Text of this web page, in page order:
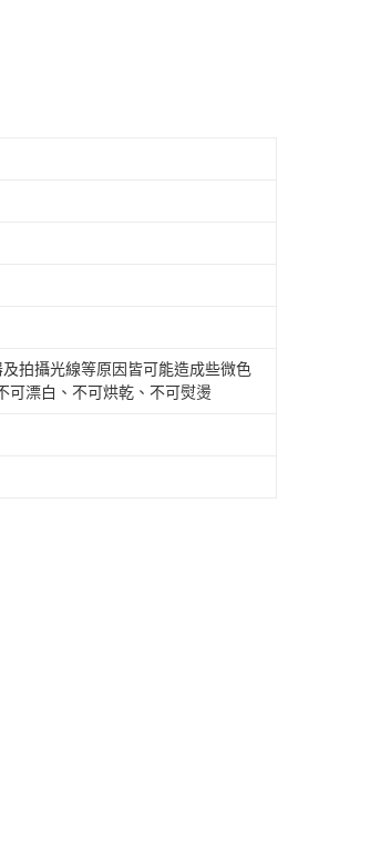
拍攝光線等原因皆可能造成些微色
可漂白、不可烘乾、不可熨燙